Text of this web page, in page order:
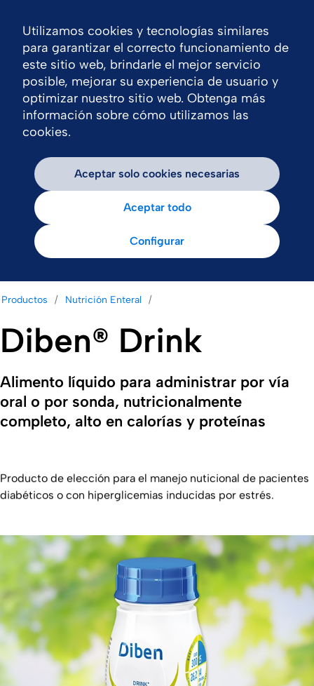
Productos Nutrición Enteral
Diben® Drink
Alimento líquido para administrar por vía
oral o por sonda, nutricionalmente
completo, alto en calorías y proteínas
Producto de elección para el manejo nuticional de pacientes
diabéticos o con hiperglicemias inducidas por estrés.
Utilizamos cookies y tecnologías similares
para garantizar el correcto funcionamiento de
este sitio web, brindarle el mejor servicio
posible, mejorar su experiencia de usuario y
optimizar nuestro sitio web. Obtenga más
información sobre cómo utilizamos las
cookies.
Aceptar solo cookies necesarias
Aceptar todo
Configurar